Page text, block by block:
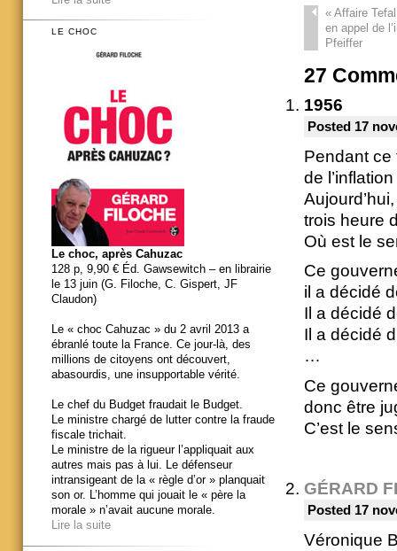
«Affaire
en appel de
Pfeiffer
27
1956
Posted 17
Pendant ce
de
trois heure
Où est le
Ce
il a décidé
Il a décidé
Il a décidé
…
Ce
donc être
C’est le
GÉRARD
Posted 17
Véronique
LE CHOC
Le choc, après Cahuzac
128 p, 9,90 € Éd. Gawsewitch – en librairie
le 13 juin (G. Filoche, C. Gispert, JF
Claudon)
Le « choc Cahuzac » du 2 avril 2013 a
ébranlé toute la France. Ce jour-là, des
millions de citoyens ont découvert,
abasourdis, une insupportable vérité.
Le chef du Budget fraudait le Budget.
Le ministre chargé de lutter contre la fraude
fiscale trichait.
Le ministre de la rigueur l’appliquait aux
autres mais pas à lui. Le défenseur
intransigeant de la « règle d’or » planquait
son or. L’homme qui jouait le « père la
morale » n’avait aucune morale.
Lire la suite